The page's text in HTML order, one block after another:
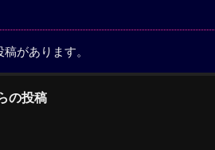
稿があります。
の投稿